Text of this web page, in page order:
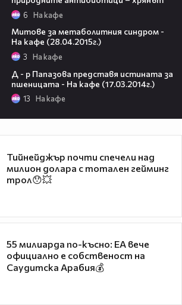
6 На кафе
Mитове за метаболитния синдром -
На кафе (28.04.2015г.)
3 На кафе
Д - р Папазова представя истината за
пшеницата - На кафе (17.03.2014г.)
13 На кафе
Тийнейджър почти спечели над
милион долара с тотален гейминг
трол😯💥
55 милиарда по-късно: EA вече
официално е собственост на
Саудитска Арабия💰